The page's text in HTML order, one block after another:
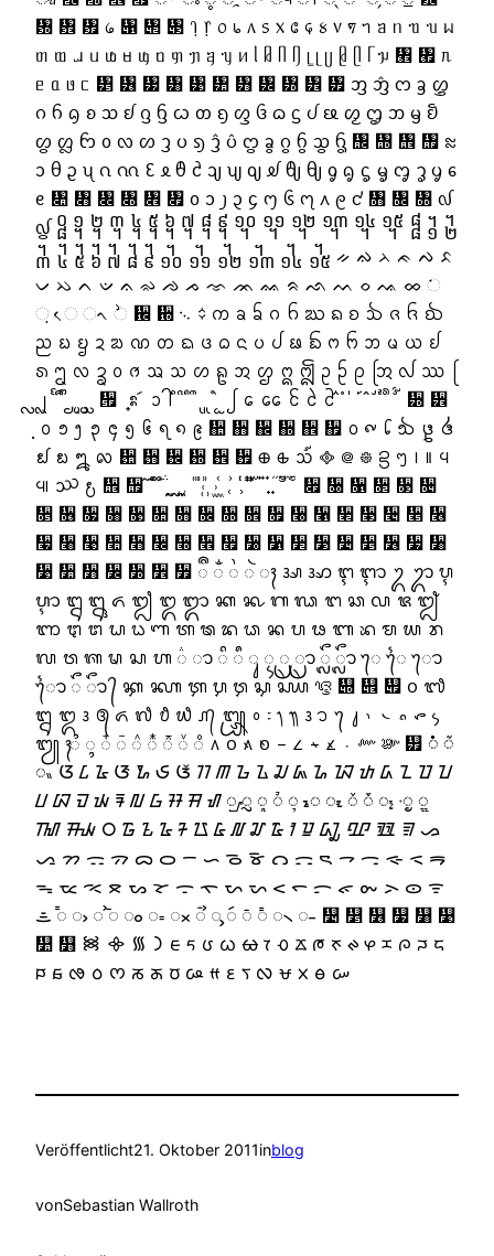
Veröffentlicht21. Oktober 2011inblog
vonSebastian Wallroth